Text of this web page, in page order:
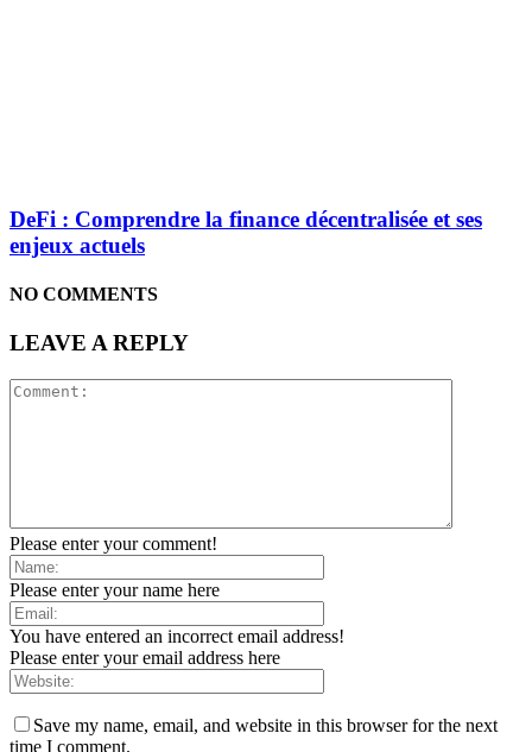
DeFi : Comprendre la finance décentralisée et ses
enjeux actuels
NO COMMENTS
LEAVE A REPLY
Please enter your comment!
Please enter your name here
You have entered an incorrect email address!
Please enter your email address here
Save my name, email, and website in this browser for the next
time I comment.